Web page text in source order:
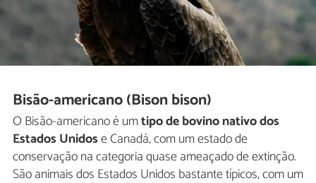
Bisão-americano (Bison bison)
O Bisão-americano é umtipo de bovino nativo dos
Estados Unidose Canadá, com um estado de
conservação na categoria quase ameaçado de extinção.
São animais dos Estados Unidos bastante típicos, com um